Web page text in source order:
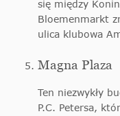
się między
Bloemenmarkt
ulica klubowa
Magna Plaza
Ten niezwykły
P.C. Petersa,